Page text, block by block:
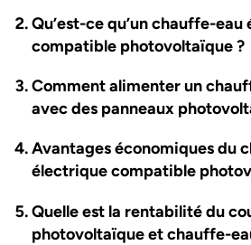
Qu’est-ce qu’un chauffe-
compatible photovoltaïque ?
Comment alimenter un
avec des panneaux
Avantages économiques du
électrique compatible
Quelle est la rentabilité du
photovoltaïque et chauffe-